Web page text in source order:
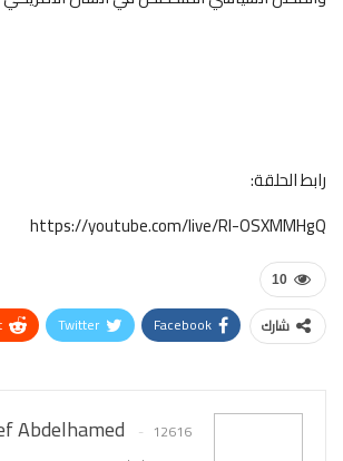
رابط الحلقة:
https://youtube.com/live/Rl-OSXMMHgQ
10
شارك Facebook
Twitter
Abdelhamed
12616 المشاركات